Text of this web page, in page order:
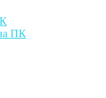
ПК